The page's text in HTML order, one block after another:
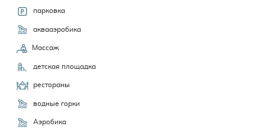
парковка
аквааэробика
Массаж
детская площадка
рестораны
водные горки
Аэробика